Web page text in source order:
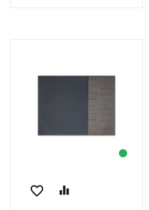
favorite_border equalizer